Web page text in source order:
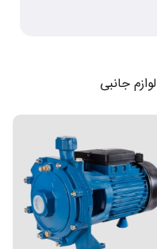
جانبی